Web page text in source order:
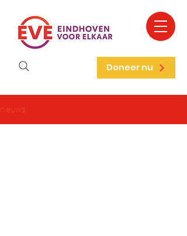
Doneer nu
nieuws